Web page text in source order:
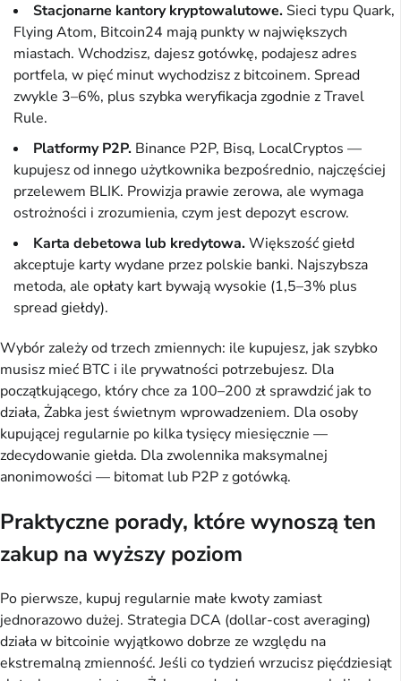
Stacjonarne kantory kryptowalutowe. Sieci typu Quark,
Flying Atom, Bitcoin24 mają punkty w największych
miastach. Wchodzisz, dajesz gotówkę, podajesz adres
portfela, w pięć minut wychodzisz z bitcoinem. Spread
zwykle 3–6%, plus szybka weryfikacja zgodnie z Travel
Rule.
Platformy P2P. Binance P2P, Bisq, LocalCryptos —
kupujesz od innego użytkownika bezpośrednio, najczęściej
przelewem BLIK. Prowizja prawie zerowa, ale wymaga
ostrożności i zrozumienia, czym jest depozyt escrow.
Karta debetowa lub kredytowa.Większość giełd
akceptuje karty wydane przez polskie banki. Najszybsza
metoda, ale opłaty kart bywają wysokie (1,5–3% plus
spread giełdy).
Wybór zależy od trzech zmiennych: ile kupujesz, jak szybko
musisz mieć BTC i ile prywatności potrzebujesz. Dla
początkującego, który chce za 100–200 zł sprawdzić jak to
działa, Żabka jest świetnym wprowadzeniem. Dla osoby
kupującej regularnie po kilka tysięcy miesięcznie —
zdecydowanie giełda. Dla zwolennika maksymalnej
anonimowości — bitomat lub P2P z gotówką.
Praktyczne porady, które wynoszą ten
zakup na wyższy poziom
Po pierwsze, kupuj regularnie małe kwoty zamiast
jednorazowo dużej. Strategia DCA (dollar-cost averaging)
działa w bitcoinie wyjątkowo dobrze ze względu na
ekstremalną zmienność. Jeśli co tydzień wrzucisz pięćdziesiąt